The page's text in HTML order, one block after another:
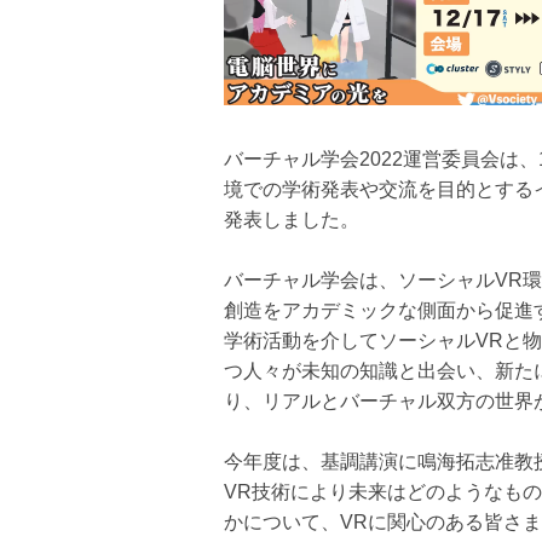
バーチャル学会2022運営委員会は
境での学術発表や交流を目的とす
発表しました。
バーチャル学会は、ソーシャルVR
創造をアカデミックな側面から促進
学術活動を介してソーシャルVRと
つ人々が未知の知識と出会い、新
り、リアルとバーチャル双方の世
今年度は、基調講演に鳴海拓志准
VR技術により未来はどのようなも
かについて、VRに関心のある皆さ